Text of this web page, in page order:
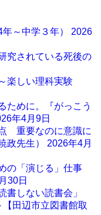
～中学３年） 2026
究されている死後の
楽しい理科実験
ために。『がっこう
年4月9日
重要なのに意識に
政先生） 2026年4月
の「演じる」仕事
30日
書しない読書会」
田辺市立図書館取